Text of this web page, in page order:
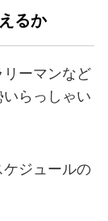
るか
ーマンなど
らっしゃい
ジュールの